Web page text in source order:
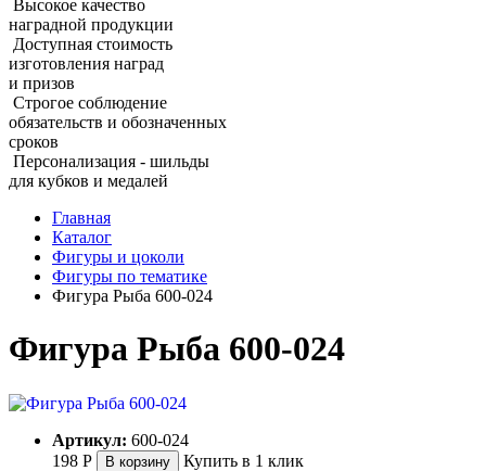
Высокое качество
наградной продукции
Доступная стоимость
изготовления наград
и призов
Строгое соблюдение
обязательств и обозначенных
сроков
Персонализация - шильды
для кубков и медалей
Главная
Каталог
Фигуры и цоколи
Фигуры по тематике
Фигура Рыба 600‑024
Фигура Рыба 600‑024
Артикул: 600-024
198 Р В корзину Купить в 1 клик